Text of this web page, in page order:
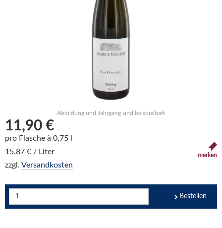
Abbildung und Jahrgang sind beispielhaft
11,90 €
pro Flasche à 0,75 l
15,87 € / Liter
zzgl. Versandkosten
merken
Bestellen